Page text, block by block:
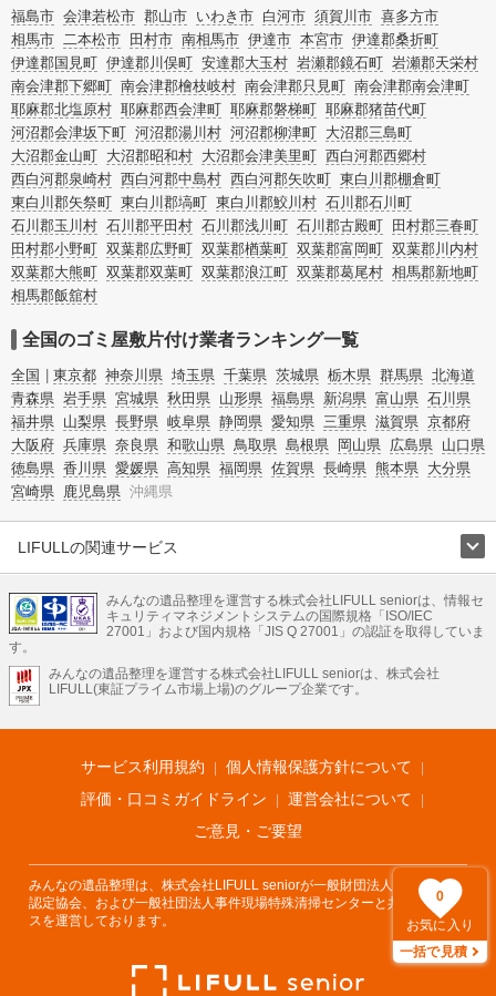
0
お気に入り
一括で見積
まう、精神的なストレスなど様々な原因があります。
またお役立ち情報も豊富なので、部屋を埋めつくす大量のゴミを自力で片付ける
方法についてもチェックしてみてください。
福島市 会津若松市 郡山市 いわき市 白河市 須賀川市 喜多方市
相馬市 二本松市 田村市 南相馬市 伊達市 本宮市 伊達郡桑折町
伊達郡国見町 伊達郡川俣町 安達郡大玉村 岩瀬郡鏡石町 岩瀬郡天栄村
南会津郡下郷町 南会津郡檜枝岐村 南会津郡只見町 南会津郡南会津町
耶麻郡北塩原村 耶麻郡西会津町 耶麻郡磐梯町 耶麻郡猪苗代町
河沼郡会津坂下町 河沼郡湯川村 河沼郡柳津町 大沼郡三島町
大沼郡金山町 大沼郡昭和村 大沼郡会津美里町 西白河郡西郷村
西白河郡泉崎村 西白河郡中島村 西白河郡矢吹町 東白川郡棚倉町
東白川郡矢祭町 東白川郡塙町 東白川郡鮫川村 石川郡石川町
石川郡玉川村 石川郡平田村 石川郡浅川町 石川郡古殿町
田村郡三春町
田村郡小野町 双葉郡広野町 双葉郡楢葉町 双葉郡富岡町 双葉郡川内村
双葉郡大熊町 双葉郡双葉町 双葉郡浪江町 双葉郡葛尾村 相馬郡新地町
相馬郡飯舘村
全国のゴミ屋敷片付け業者ランキング一覧
全国 東京都 神奈川県 埼玉県 千葉県 茨城県 栃木県 群馬県 北海道
青森県 岩手県 宮城県 秋田県 山形県 福島県 新潟県 富山県 石川県
福井県 山梨県 長野県 岐阜県 静岡県 愛知県 三重県 滋賀県 京都府
大阪府 兵庫県 奈良県 和歌山県 鳥取県 島根県 岡山県 広島県 山口県
徳島県 香川県 愛媛県 高知県 福岡県 佐賀県 長崎県 熊本県 大分県
宮崎県 鹿児島県 沖縄県
LIFULLの関連サービス
不動産・住宅
引越し 老人ホーム 地方創生 ママの就労支援
不動産クラウドファンディング 遺品整理 老後の暮らし情報
LIFULL HOME'Sのサービス
不動産・住宅
不動産査定 マンション専門売却査定 不動産投資 アドバイザー
不動産アーカイブ
空き家バンク 家賃相場 不動産会社
まちむすび
不動産用語集 住まいのお役立ち情報
LIFULL HOME'S PRESS
アプリ 不動産データ 不動産転職
みんなの遺品整理を運営する株式会社LIFULL seniorは、情報セ
キュリティマネジメントシステムの国際規格「ISO/IEC
27001」および国内規格「JIS Q 27001」の認証を取得していま
す。
みんなの遺品整理を運営する株式会社LIFULL seniorは、株式会社
LIFULL(東証プライム市場上場)のグループ企業です。
サービス利用規約
個人情報保護方針について
評価・口コミガイドライン
運営会社について
ご意見・ご要望
みんなの遺品整理は、株式会社LIFULL seniorが一般財団法人遺品整理士
認定協会、および一般社団法人事件現場特殊清掃センターと共同でサービ
スを運営しております。